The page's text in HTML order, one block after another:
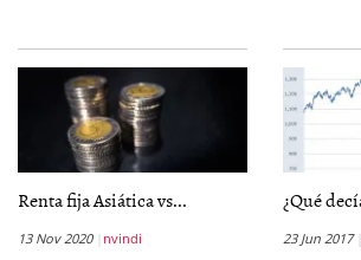
Renta fija Asiática vs...
13 Nov 2020 nvindi
¿Qué
23 Jun 2017